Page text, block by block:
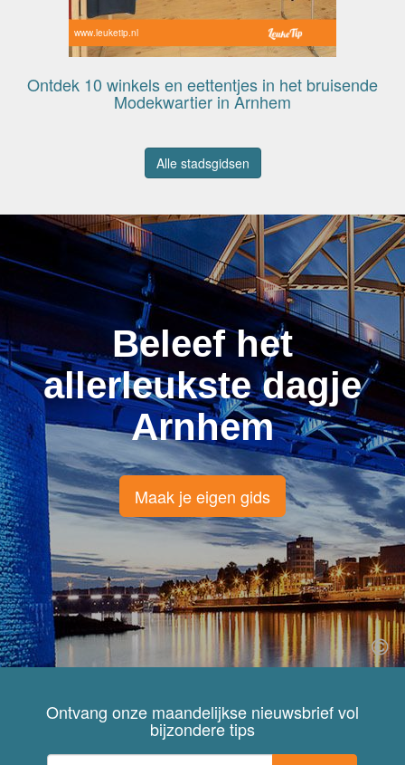
www.leuketip.nl
Ontdek 10 winkels en eettentjes in het bruisende
Modekwartier in Arnhem
Alle stadsgidsen
Beleef het
allerleukste dagje
Arnhem
Maak je eigen gids
Ontvang onze maandelijkse nieuwsbrief vol
bijzondere tips